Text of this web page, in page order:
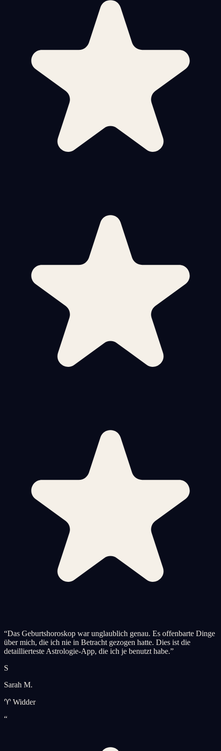
“Das Geburtshoroskop war unglaublich genau. Es offenbarte Dinge
über mich, die ich nie in Betracht gezogen hatte. Dies ist die
detaillierteste Astrologie-App, die ich je benutzt habe.”
S
Sarah M.
♈ Widder
“